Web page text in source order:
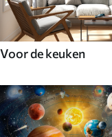
Voor de keuken